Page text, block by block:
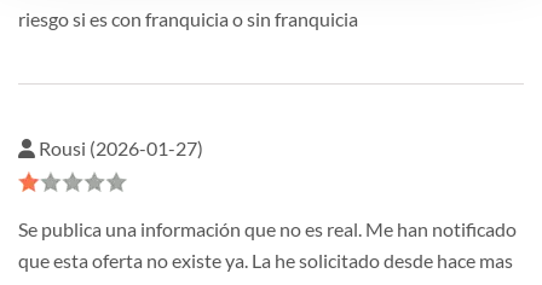
riesgo si es con franquicia o sin franquicia
Rousi (2026-01-27)
Se publica una información que no es real. Me han notificado
que esta oferta no existe ya. La he solicitado desde hace mas